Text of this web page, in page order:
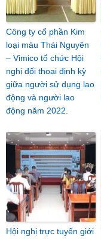
Công ty cổ phần Kim
loại màu Thái Nguyên
– Vimico tổ chức Hội
nghị đối thoại định kỳ
giữa người sử dụng lao
động và người lao
động năm 2022.
Hội nghị trực tuyến giới